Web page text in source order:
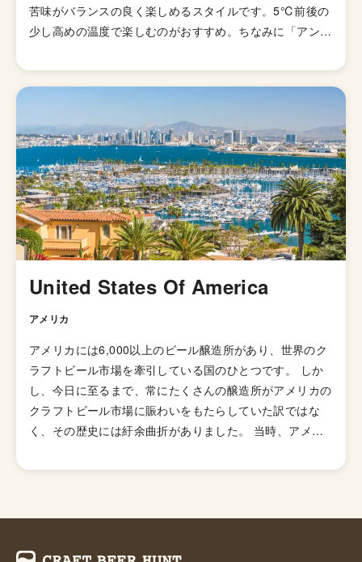
苦味がバランスの良く楽しめるスタイルです。5℃前後の
少し高めの温度で楽しむのがおすすめ。ちなみに「アンバ
ています。アイルランドのアイリッシュ・レッド・エール
にも似ていますが、さらに多くのホップとモルトを使って
うアメリカらしいスタイルとも言えます。
United States Of America
アメリカ
アメリカには6,000以上のビール醸造所があり、世界のク
ラフトビール市場を牽引している国のひとつです。 しか
し、今日に至るまで、常にたくさんの醸造所がアメリカの
クラフトビール市場に賑わいをもたらしていた訳ではな
く、その歴史には紆余曲折がありました。 当時、アメリ
箇所もありました。しかし、1920年から1933年にかけ
人消費のためにビールの自家醸造を始めていました。その